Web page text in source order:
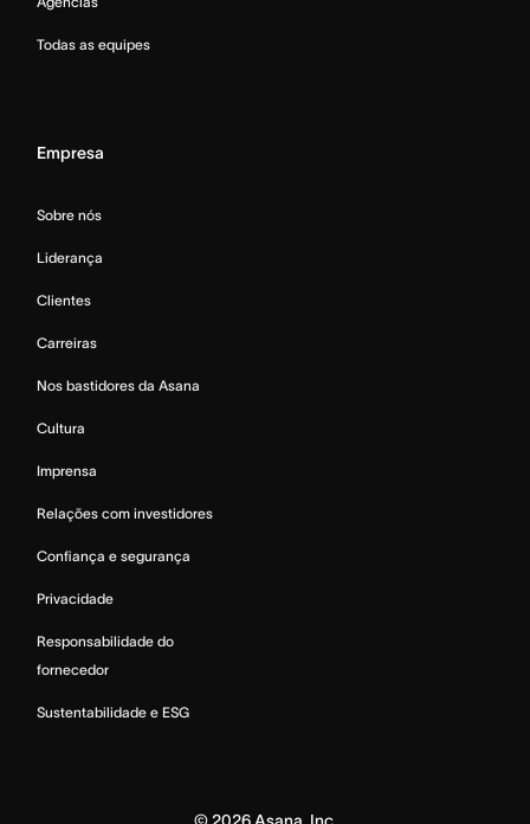
Todas as equipes
Empresa
Sobre nós
Liderança
Clientes
Carreiras
Nos bastidores da Asana
Cultura
Imprensa
Relações com investidores
Confiança e segurança
Privacidade
Responsabilidade do
fornecedor
Sustentabilidade e ESG